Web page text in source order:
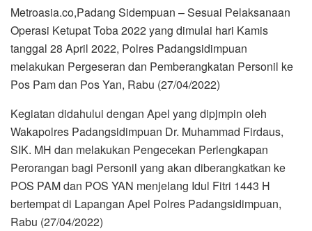
Metroasia.co,Padang Sidempuan – Sesuai Pelaksanaan
Operasi Ketupat Toba 2022 yang dimulai hari Kamis
tanggal 28 April 2022, Polres Padangsidimpuan
melakukan Pergeseran dan Pemberangkatan Personil ke
Pos Pam dan Pos Yan, Rabu (27/04/2022)
Kegiatan didahului dengan Apel yang dipjmpin oleh
Wakapolres Padangsidimpuan Dr. Muhammad Firdaus,
SIK. MH dan melakukan Pengecekan Perlengkapan
Perorangan bagi Personil yang akan diberangkatkan ke
POS PAM dan POS YAN menjelang Idul Fitri 1443 H
bertempat di Lapangan Apel Polres Padangsidimpuan,
Rabu (27/04/2022)